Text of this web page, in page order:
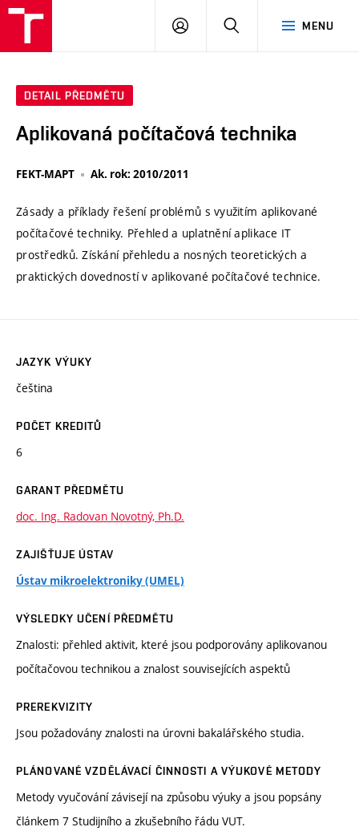
MENU
PŘIHLÁSIT
DETAIL PŘEDMĚTU
Aplikovaná počítačová technika
FEKT-MAPT Ak. rok: 2010/2011
Zásady a příklady řešení problémů s využitím aplikované
počítačové techniky. Přehled a uplatnění aplikace IT
prostředků. Získání přehledu a nosných teoretických a
praktických dovedností v aplikované počítačové technice.
JAZYK VÝUKY
čeština
POČET KREDITŮ
6
GARANT PŘEDMĚTU
doc. Ing. Radovan Novotný, Ph.D.
ZAJIŠŤUJE ÚSTAV
Ústav mikroelektroniky (UMEL)
VÝSLEDKY UČENÍ PŘEDMĚTU
Znalosti: přehled aktivit, které jsou podporovány aplikovanou
počítačovou technikou a znalost souvisejících aspektů
PREREKVIZITY
Jsou požadovány znalosti na úrovni bakalářského studia.
PLÁNOVANÉ VZDĚLÁVACÍ ČINNOSTI A VÝUKOVÉ METODY
Metody vyučování závisejí na způsobu výuky a jsou popsány
článkem 7 Studijního a zkušebního řádu VUT.